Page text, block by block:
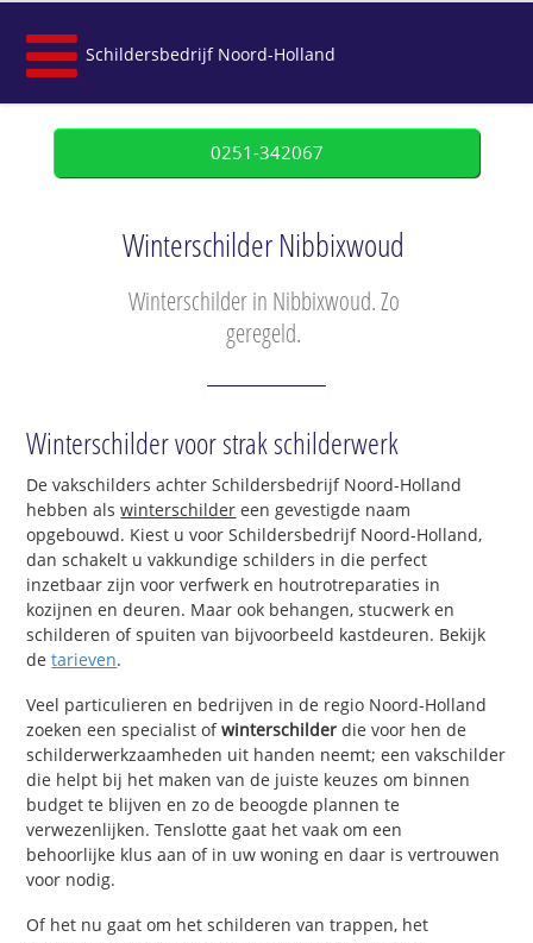
Schildersbedrijf Noord-Holland
0251-342067
Winterschilder Nibbixwoud
Winterschilder in Nibbixwoud. Zo
geregeld.
Winterschilder voor strak schilderwerk
De vakschilders achter Schildersbedrijf Noord-Holland
hebben alswinterschilder een gevestigde naam
opgebouwd. Kiest u voor Schildersbedrijf Noord-Holland,
dan schakelt u vakkundige schilders in die perfect
inzetbaar zijn voor verfwerk en houtrotreparaties in
kozijnen en deuren. Maar ook behangen, stucwerk en
schilderen of spuiten van bijvoorbeeld kastdeuren. Bekijk
detarieven.
Veel particulieren en bedrijven in de regio Noord-Holland
zoeken een specialist ofwinterschilder die voor hen de
schilderwerkzaamheden uit handen neemt; een vakschilder
die helpt bij het maken van de juiste keuzes om binnen
budget te blijven en zo de beoogde plannen te
verwezenlijken. Tenslotte gaat het vaak om een
behoorlijke klus aan of in uw woning en daar is vertrouwen
voor nodig.
Of het nu gaat om het schilderen van trappen, het